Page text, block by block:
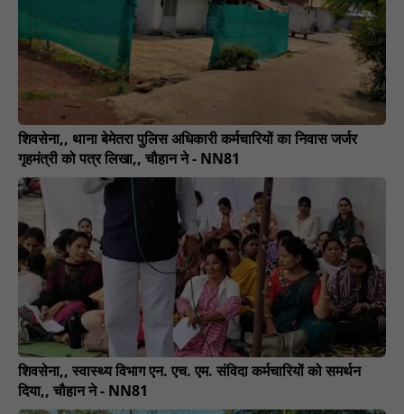
शिवसेना,, थाना बेमेतरा पुलिस अधिकारी कर्मचारियों का निवास जर्जर
गृहमंत्री को पत्र लिखा,, चौहान ने - NN81
शिवसेना,, स्वास्थ्य विभाग एन. एच. एम. संविदा कर्मचारियों को समर्थन
दिया,, चौहान ने - NN81